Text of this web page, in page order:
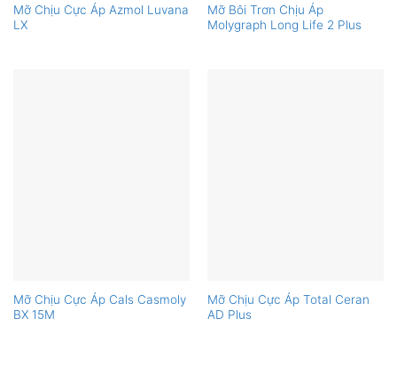
Mỡ Chịu Cực Áp Azmol Luvana
LX
Mỡ Bôi Trơn Chịu Áp
Molygraph Long Life 2 Plus
Mỡ Chịu Cực Áp Cals Casmoly
BX 15M
Mỡ Chịu Cực Áp Total Ceran
AD Plus